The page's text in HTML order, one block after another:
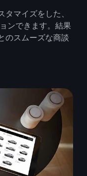
マイズをした、
ンできます。結果
のスムーズな商談